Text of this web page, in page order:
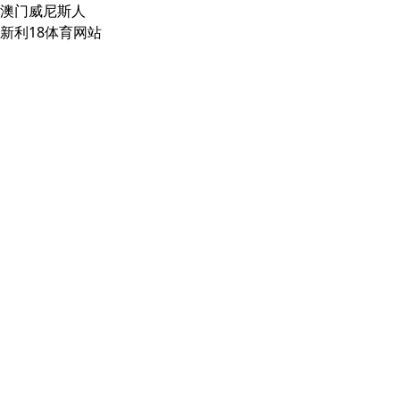
澳门威尼斯人
新利18体育网站